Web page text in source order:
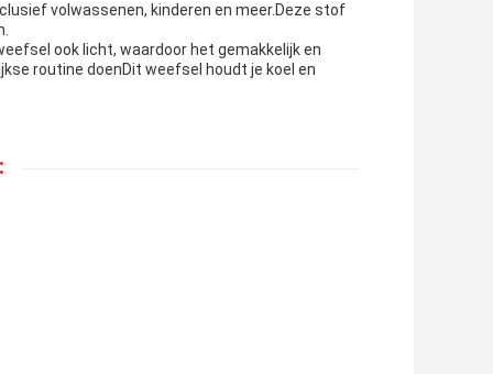
volwassenen, kinderen en meer.Deze stof
ook licht, waardoor het gemakkelijk en
routine doenDit weefsel houdt je koel en